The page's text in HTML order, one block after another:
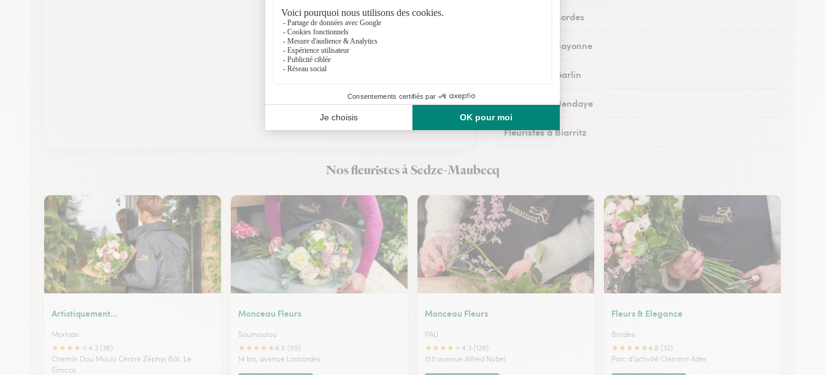
Fleuristes à Bordes
Fleuristes à Bayonne
Fleuristes à Garlin
Fleuristes à Hendaye
Fleuristes à Biarritz
Nos fleuristes à Sedze-Maubecq
Artistiquement…
Morlaas
★★★★
4.3 (38)
Chemin Dou Mouly Centre Zéphyr Bât. Le
Sirocco
Monceau Fleurs
Soumoulou
★★★★★4.5 (59)
14 bis, avenue Lasbordes
Monceau Fleurs
PAU
★★★★
4.3 (129)
150 avenue Alfred Nobel
Fleurs & Elegance
Bordes
★★★★★4.8 (32)
Parc d'activité Clément Ader